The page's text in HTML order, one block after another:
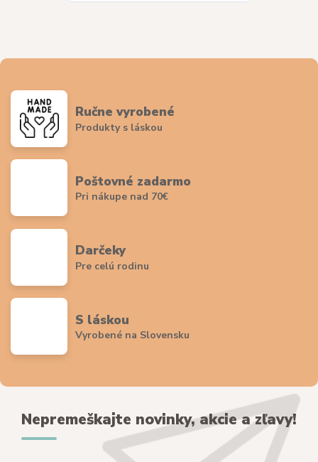
Ručne vyrobené
Produkty s láskou
Poštovné zadarmo
Pri nákupe nad 70€
Darčeky
Pre celú rodinu
S láskou
Vyrobené na Slovensku
Nepremeškajte novinky, akcie a zľavy!